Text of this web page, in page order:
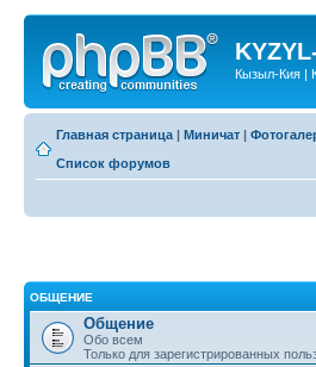
Кызыл-Кия |
Главная страница | Миничат |
Список форумов
ОБЩЕНИЕ
Общение
Обо всем
Только для зарегистрированных